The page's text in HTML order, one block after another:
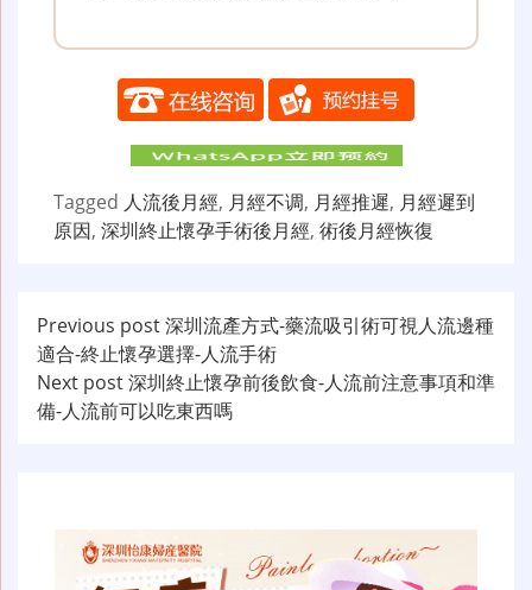
Tagged 人流後月經, 月經不调, 月經推遲, 月經遲到
原因, 深圳終止懷孕手術後月經, 術後月經恢復
文
章
导
Previous post深圳流產方式-藥流吸引術可視人流邊種
適合-終止懷孕選擇-人流手術
Next post深圳終止懷孕前後飲食-人流前注意事項和準
備-人流前可以吃東西嗎